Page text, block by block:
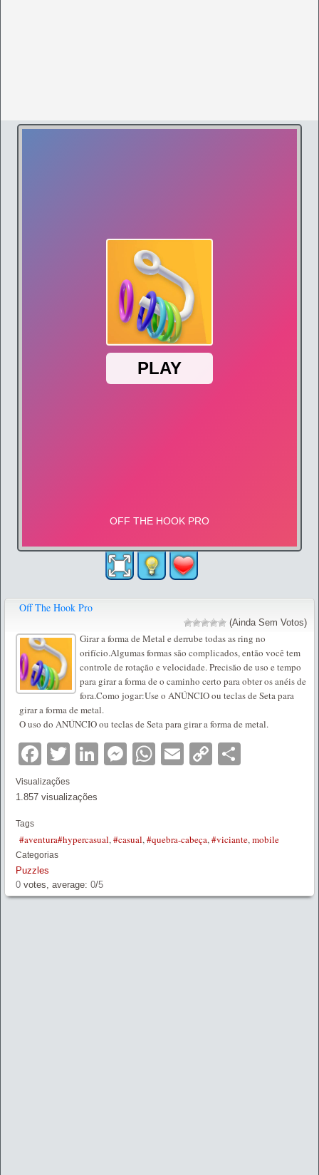
Off The Hook Pro
(Ainda Sem Votos)
Girar a forma de Metal e derrube todas as ring no
orifício.Algumas formas são complicados, então você tem
controle de rotação e velocidade. Precisão de uso e tempo
para girar a forma de o caminho certo para obter os anéis de
fora.Como jogar:Use o ANÚNCIO ou teclas de Seta para
girar a forma de metal.
O uso do ANÚNCIO ou teclas de Seta para girar a forma de metal.
Facebook
Twitter
LinkedIn
Messenger
WhatsApp
Email
Copy
Visualizações
1.857 visualizações
Tags
#aventura#hypercasual, #casual, #quebra-cabeça, #viciante, mobile
Categorias
Puzzles
0 votes, average: 0/5